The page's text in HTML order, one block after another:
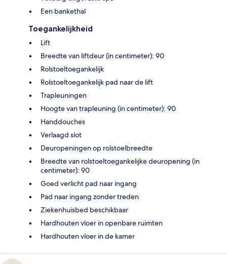
Een bankethal
Toegankelijkheid
Lift
Breedte van liftdeur (in centimeter): 90
Rolstoeltoegankelijk
Rolstoeltoegankelijk pad naar de lift
Trapleuningen
Hoogte van trapleuning (in centimeter): 90
Handdouches
Verlaagd slot
Deuropeningen op rolstoelbreedte
Breedte van rolstoeltoegankelijke deuropening (in
centimeter): 90
Goed verlicht pad naar ingang
Pad naar ingang zonder treden
Ziekenhuisbed beschikbaar
Hardhouten vloer in openbare ruimten
Hardhouten vloer in de kamer